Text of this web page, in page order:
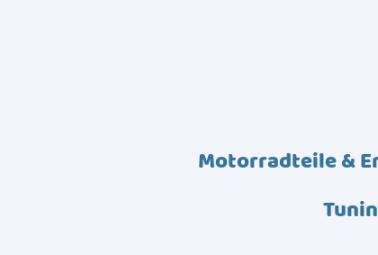
Motorradteile &